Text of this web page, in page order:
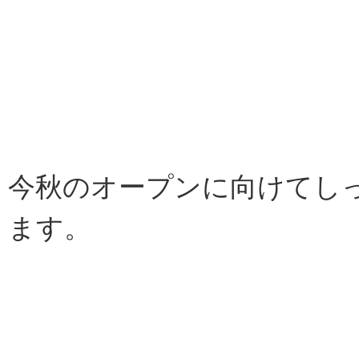
今秋のオープンに向けてし
ます。